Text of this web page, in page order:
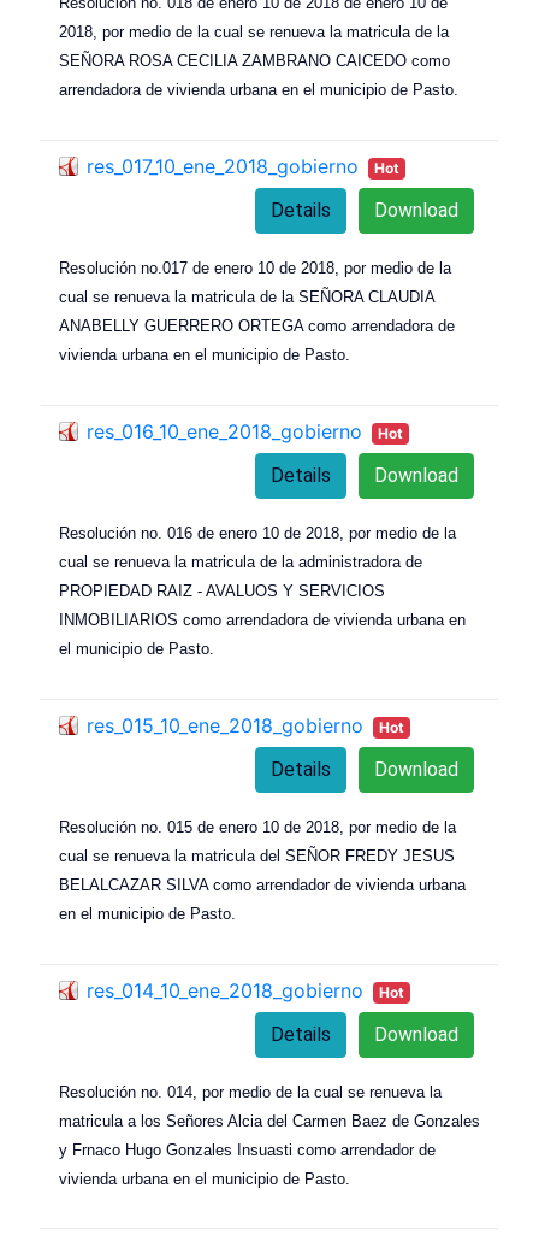
2018, por medio de la cual se renueva la matricula de la
SEÑORA ROSA CECILIA ZAMBRANO CAICEDO como
arrendadora de vivienda urbana en el municipio de Pasto.
res_017_10_ene_2018_gobierno Hot
Download
Details
Resolución no.017 de enero 10 de 2018, por medio de la
cual se renueva la matricula de la SEÑORA CLAUDIA
ANABELLY GUERRERO ORTEGA como arrendadora de
vivienda urbana en el municipio de Pasto.
res_016_10_ene_2018_gobierno Hot
Download
Details
Resolución no. 016 de enero 10 de 2018, por medio de la
cual se renueva la matricula de la administradora de
PROPIEDAD RAIZ - AVALUOS Y SERVICIOS
INMOBILIARIOS como arrendadora de vivienda urbana en
el municipio de Pasto.
res_015_10_ene_2018_gobierno Hot
Download
Details
Resolución no. 015 de enero 10 de 2018, por medio de la
cual se renueva la matricula del SEÑOR FREDY JESUS
BELALCAZAR SILVA como arrendador de vivienda urbana
en el municipio de Pasto.
res_014_10_ene_2018_gobierno Hot
Download
Details
Resolución no. 014, por medio de la cual se renueva la
matricula a los Señores Alcia del Carmen Baez de Gonzales
y Frnaco Hugo Gonzales Insuasti como arrendador de
vivienda urbana en el municipio de Pasto.